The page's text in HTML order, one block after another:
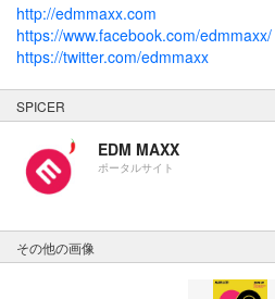
http://edmmaxx.com
https://www.facebook.com/edmmaxx/
https://twitter.com/edmmaxx
SPICER
EDM MAXX
ポータルサイト
その他の画像